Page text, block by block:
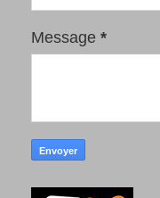
Message *